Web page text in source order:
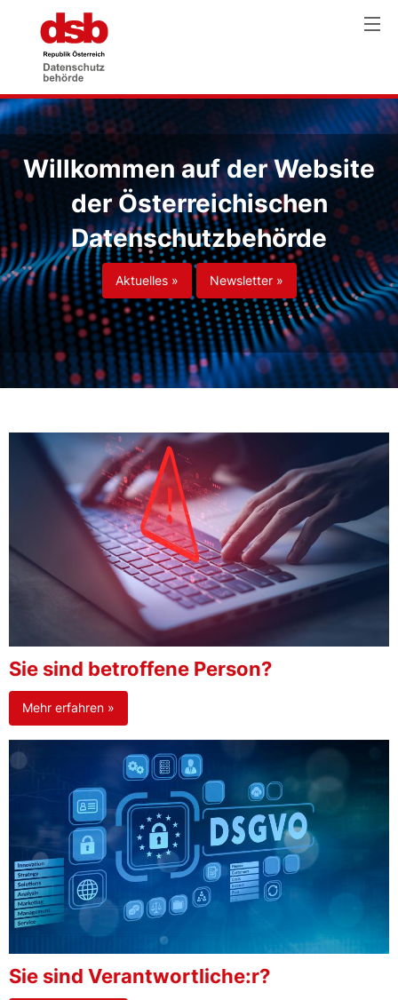
Willkommen auf der Website
der Österreichischen
Datenschutzbehörde
Aktuelles » Newsletter »
Sie sind betroffene Person?
Mehr erfahren »
Sie sind Verantwortliche:r?